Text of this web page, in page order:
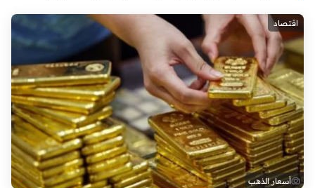
اقتصاد
أسعار الذهب